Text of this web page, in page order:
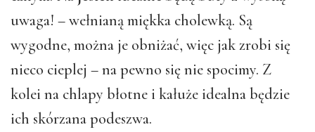
uwaga! – wełnianą miękka cholewką. Są
wygodne, można je obniżać, więc jak zrobi się
nieco cieplej – na pewno się nie spocimy. Z
kolei na chlapy błotne i kałuże idealna będzie
ich skórzana podeszwa.